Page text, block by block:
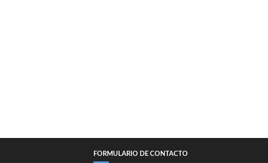
FORMULARIO DE CONTACTO